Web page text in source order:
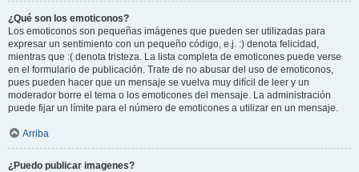
¿Qué son los emoticonos?
Los emoticonos son pequeñas imágenes que pueden ser utilizadas para
expresar un sentimiento con un pequeño código, e.j. :) denota felicidad,
mientras que :( denota tristeza. La lista completa de emoticones puede verse
en el formulario de publicación. Trate de no abusar del uso de emoticonos,
pues pueden hacer que un mensaje se vuelva muy difícil de leer y un
moderador borre el tema o los emoticones del mensaje. La administración
puede fijar un límite para el número de emoticones a utilizar en un mensaje.
Arriba
¿Puedo publicar imagenes?